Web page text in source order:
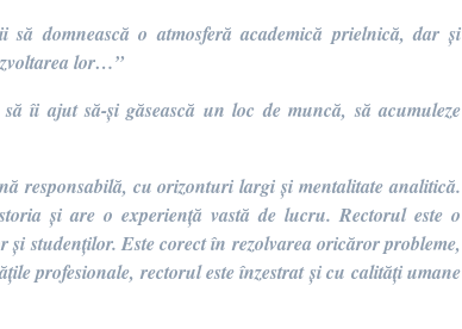
domnească o atmosferă academică prielnică, dar și
lor…”
îi ajut să-și găsească un loc de muncă, să acumuleze
responsabilă, cu orizonturi largi și mentalitate analitică.
și are o experiență vastă de lucru. Rectorul este o
studenților. Este corect în rezolvarea oricăror probleme,
profesionale, rectorul este înzestrat și cu calități umane